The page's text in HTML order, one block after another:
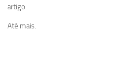
artigo.
Até mais.